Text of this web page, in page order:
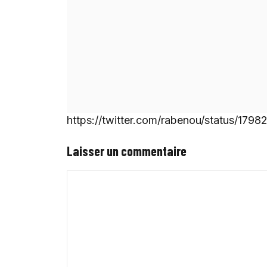
https://twitter.com/rabenou/status/
Laisser un commentaire